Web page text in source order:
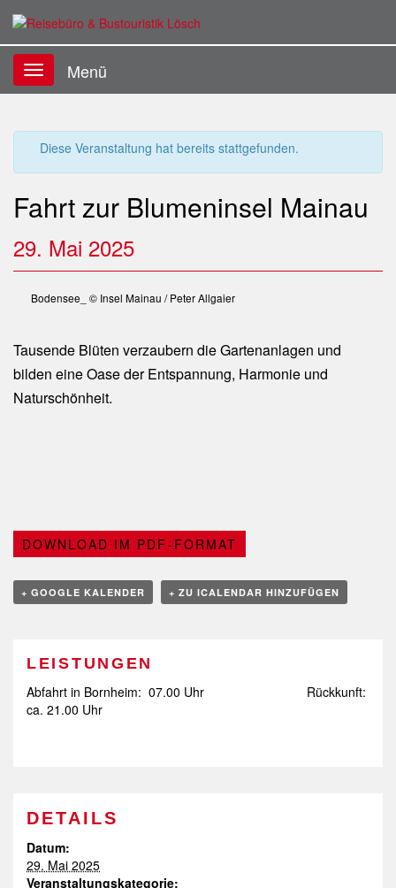
TOGGLE
NAVIGATION
Menü
Diese Veranstaltung hat bereits stattgefunden.
Fahrt zur Blumeninsel Mainau
29. Mai 2025
Bodensee_ © Insel Mainau / Peter Allgaier
Tausende Blüten verzaubern die Gartenanlagen und
bilden eine Oase der Entspannung, Harmonie und
Naturschönheit.
DOWNLOAD IM PDF-FORMAT
+ GOOGLE KALENDER + ZU ICALENDAR HINZUFÜGEN
LEISTUNGEN
Abfahrt in Bornheim: 07.00 Uhr Rückkunft:
ca. 21.00 Uhr
DETAILS
Datum:
29. Mai 2025
Veranstaltungskategorie: